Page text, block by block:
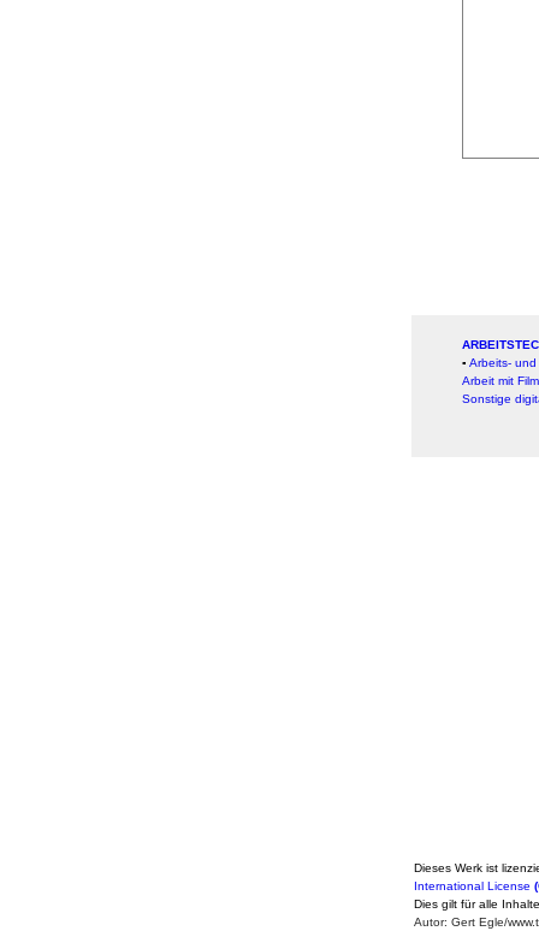
▪ Arbeits-
Arbeit mit
Sonstige
Dieses Werk ist
International License
Dies gilt für alle
Autor: Gert Egle/